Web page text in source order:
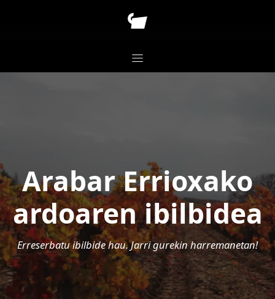
Arabar Errioxako
ardoaren ibilbidea
Erreserbatu ibilbide hau. Jarri gurekin harremanetan!